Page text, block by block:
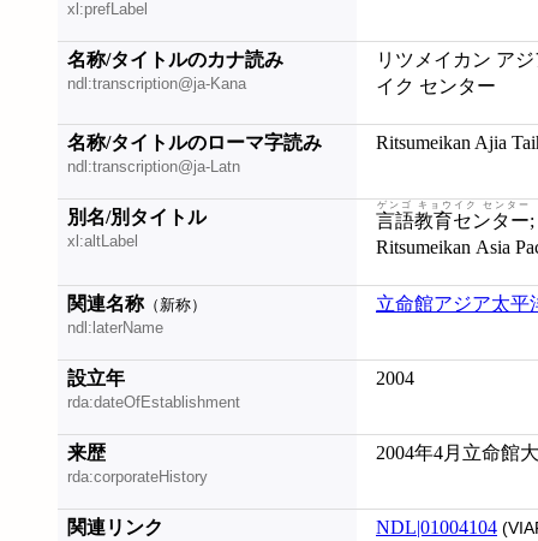
xl:prefLabel
名称/タイトルのカナ読み
ndl:transcription@ja-Kana
リツメイカン ア
イク センター
名称/タイトルのローマ字読み
ndl:transcription@ja-Latn
Ritsumeikan Ajia
別名/別タイトル
xl:altLabel
言語教育センター
ゲンゴ キョウイク センター
; Center for Modern Language Education,
Ritsumeikan Asia
関連名称（新称）
ndl:laterName
立命館アジア太平
設立年
rda:dateOfEstablishment
2004
来歴
rda:corporateHistory
2004年4月立命館
関連リンク NDL|01004104